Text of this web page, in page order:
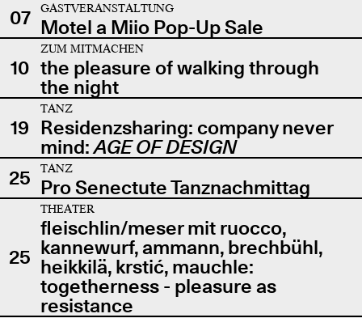
07
GASTVERANSTALTUNG
Motel a Miio Pop-Up Sale
10
ZUM MITMACHEN
the pleasure of walking through
the night
19
TANZ
Residenzsharing: company never
mind:AGE OF DESIGN
25
TANZ
Pro Senectute Tanznachmittag
25
THEATER
fleischlin/meser mit ruocco,
kannewurf, ammann, brechbühl,
heikkilä, krstić, mauchle:
togetherness - pleasure as
resistance